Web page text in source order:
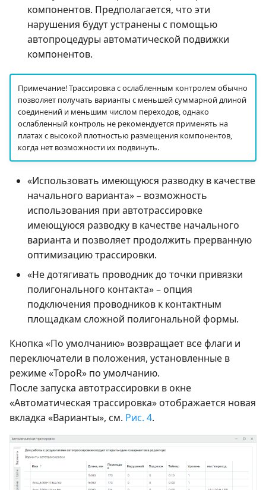
компонентов. Предполагается, что эти
нарушения будут устранены с помощью
автопроцедуры автоматической подвижки
компонентов.
Примечание! Трассировка с ослабленным контролем обычно
позволяет получать варианты с меньшей суммарной длиной
соединений и меньшим числом переходов, однако
ослабленный контроль не рекомендуется применять на
платах с высокой плотностью размещения компонентов,
когда нет возможности их подвинуть.
«Использовать имеющуюся разводку в качестве
начального варианта» – возможность
использования при автотрассировке
имеющуюся разводку в качестве начального
варианта и позволяет продолжить прерванную
оптимизацию трассировки.
«Не дотягивать проводник до точки привязки
полигонального контакта» – опция
подключения проводников к контактным
площадкам сложной полигональной формы.
Кнопка «По умолчанию» возвращает все флаги и
переключатели в положения, установленные в
режиме «TopoR» по умолчанию.
После запуска автотрассировки в окне
«Автоматическая трассировка» отображается новая
вкладка «Варианты», см. Рис. 4.